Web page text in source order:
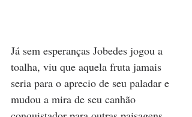
Já sem esperanças Jobedes jogou a
toalha, viu que aquela fruta jamais
seria para o aprecio de seu paladar e
mudou a mira de seu canhão